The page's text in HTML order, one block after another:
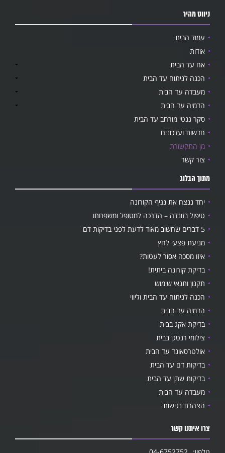
ניווט מהיר
עמוד הבית
אודות
אח עד הבית
הכנה לניתוח עד הבית
מעבדה עד הבית
הדמיה עד הבית
סקר גנטי מורחב עד הבית
חדשות ועדכונים
מן התקשורת
צור קשר
מתוך הבלוג
יחד ננצח את נגיף הקורונה
טיפול בזונדה – הדרכה למטופל ומשפחתו
5 דברים שחשוב מאוד לדעת לפני בדיקות דם
מניעת פצעי לחץ
איזו מסכה אסור לעטות?
בדיקת קורונה ביתית!
תקנון ותנאי שימוש
הכנה לניתוח עד הבית וליווי
הדמיה עד הבית
בדיקת אקג בבית
צילומי רנטגן בבית
אולטרסאונד עד הבית
בדיקות דם עד הבית
בדיקות שתן עד הבית
מעבדה עד הבית
הצהרת נגישות
צרו איתנו קשר